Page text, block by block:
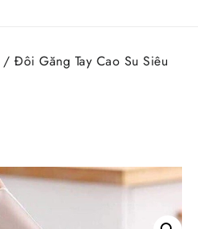
/ Đôi Găng Tay Cao Su Siêu